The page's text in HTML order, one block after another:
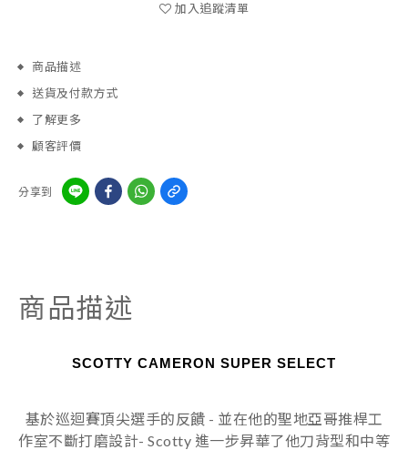
加入追蹤清單
商品描述
送貨及付款方式
了解更多
顧客評價
分享到
商品描述
SCOTTY CAMERON SUPER SELECT
基於巡迴賽頂尖選手的反饋 - 並在他的聖地亞哥推桿工
作室不斷打磨設計- Scotty 進一步昇華了他刀背型和中等